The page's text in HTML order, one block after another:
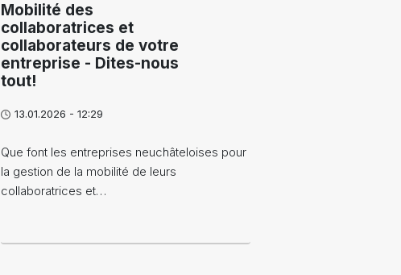
Mobilité des
collaboratrices et
collaborateurs de votre
entreprise - Dites-nous
tout!
13.01.2026 - 12:29
Que font les entreprises neuchâteloises pour
la gestion de la mobilité de leurs
collaboratrices et…